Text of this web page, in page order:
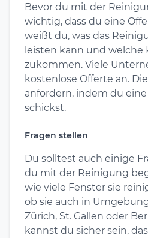
Bevor du mit der
wichtig, dass du eine
weißt du, was das
leisten kann und welche
zukommen. Viele
kostenlose Offerte an.
anfordern, indem du eine
schickst.
Fragen stellen
Du solltest auch einige
du mit der Reinigung
wie viele Fenster sie
ob sie auch in
Zürich, St. Gallen oder
kannst du sicher sein,